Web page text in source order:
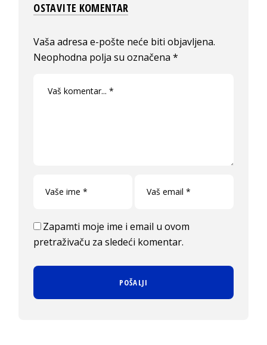
OSTAVITE KOMENTAR
Vaša adresa e-pošte neće biti objavljena.
Neophodna polja su označena*
Zapamti moje ime i email u ovom
pretraživaču za sledeći komentar.